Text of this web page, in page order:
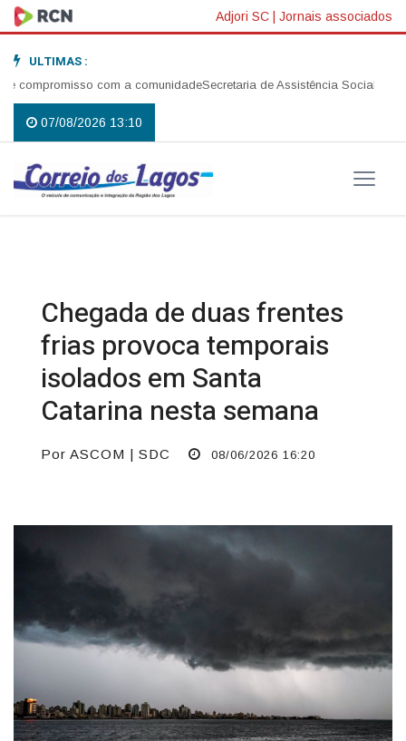
Adjori SC | Jornais associados
ULTIMAS :
com a comunidadeSecretaria de Assistência Social realiza
07/08/2026 13:10
Chegada de duas frentes
frias provoca temporais
isolados em Santa
Catarina nesta semana
Por ASCOM | SDC 08/06/2026 16:20